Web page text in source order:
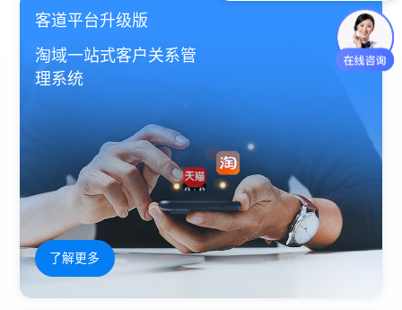
客道平台升级版
淘域一站式客户关系管
理系统
了解更多
你们是怎么收费的呢？